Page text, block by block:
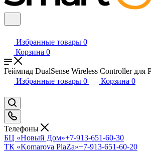
Избранные товары 0
Корзина 0
Геймпад DualSense Wireless Controller для
Избранные товары 0 Корзина 0
Телефоны
БЦ «Новый Дом»+7-913-651-60-30
ТК «Komarova PlaZa»+7-913-651-60-20